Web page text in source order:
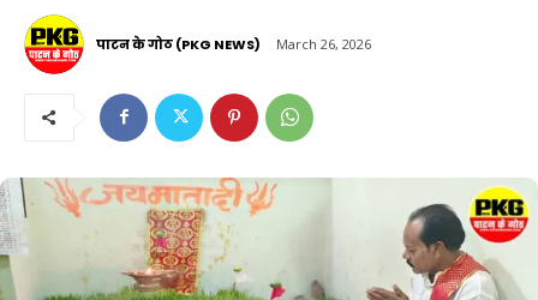
पाटन के गोठ (PKG NEWS) March 26, 2026